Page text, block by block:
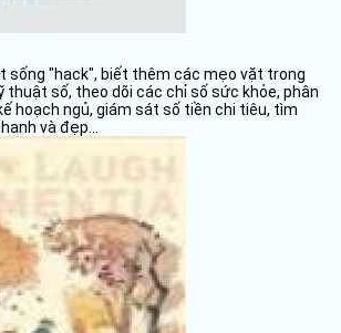
sống "hack", biết thêm các mẹo vặt trong
thuật số, theo dõi các chỉ số sức khỏe, phân
hoạch ngủ, giám sát số tiền chi tiêu, tìm
và đẹp...